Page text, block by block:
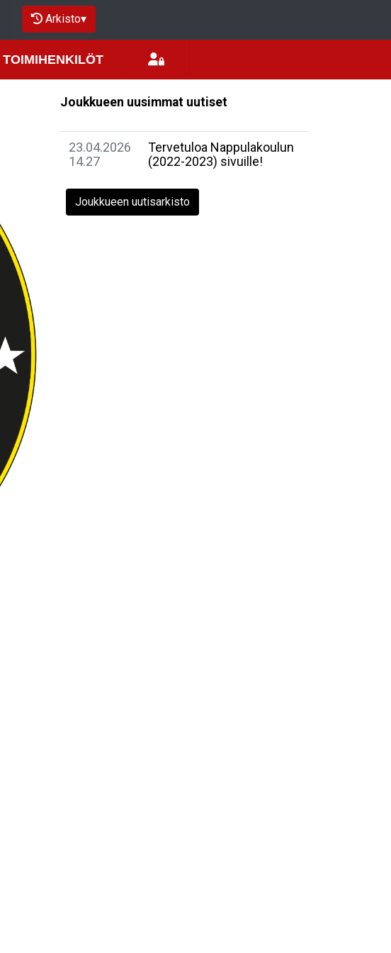
Arkisto▾
TOIMIHENKILÖT
Joukkueen uusimmat uutiset
23.04.2026
14.27
Tervetuloa Nappulakoulun
(2022-2023) sivuille!
Joukkueen uutisarkisto